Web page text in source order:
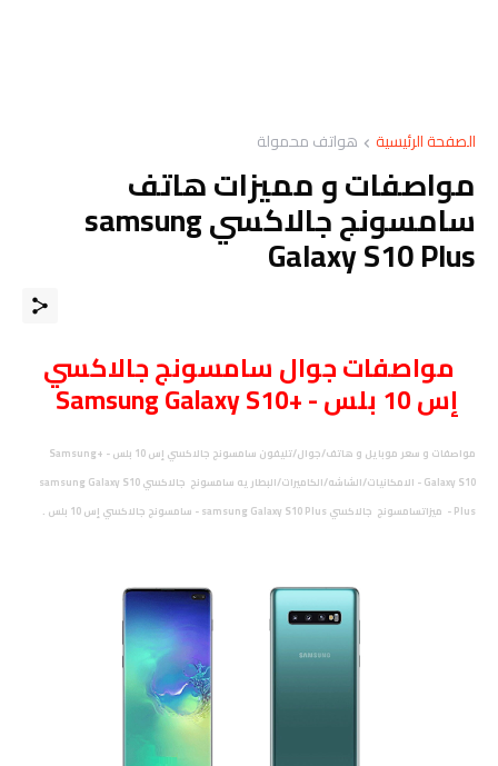
الصفحة الرئيسية هواتف محمولة
مواصفات و مميزات هاتف
سامسونج جالاكسي samsung
Galaxy S10 Plus
مواصفاتجوالسامسونج جالاكسي
إس 10 بلس - +Samsung Galaxy S10
مواصفات و سعر موبايل و هاتف/جوال/تليفون سامسونج جالاكسي إس 10 بلس - +Samsung
Galaxy S10 - الامكانيات/الشاشه/الكاميرات/البطاريه سامسونج جالاكسي samsung Galaxy S10
Plus - ميزاتسامسونج جالاكسي samsung Galaxy S10 Plus - سامسونج جالاكسي إس 10
بلس .